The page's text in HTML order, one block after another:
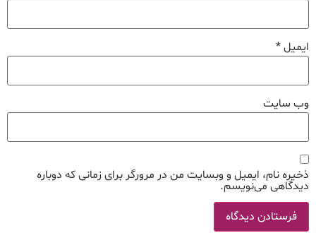
ایمیل*
وب‌ سایت
ذخیره نام، ایمیل و وبسایت من در مرورگر برای زمانی که دوباره
دیدگاهی می‌نویسم.